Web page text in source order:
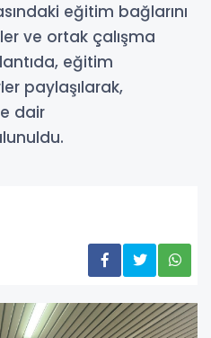
eğitim bağlarını
ve ortak çalışma
eğitim
paylaşılarak,
dair